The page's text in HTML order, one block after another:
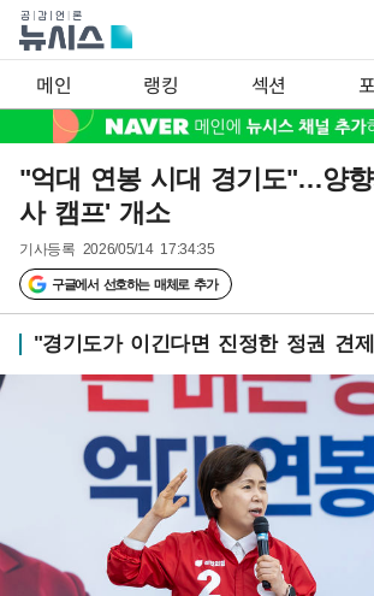
메인 랭킹 섹션
"억대 연봉 시대 경기도"…양향
사 캠프' 개소
기사등록 2026/05/14 17:34:35
구글에서 선호하는 매체로 추가
"경기도가 이긴다면 진정한 정권 견